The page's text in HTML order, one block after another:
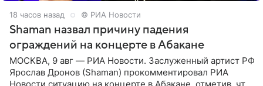
18 часов назад © РИА Новости
Shaman назвал причину падения
ограждений на концерте в Абакане
МОСКВА, 9 авг — РИА Новости. Заслуженный артист РФ
Ярослав Дронов (Shaman) прокомментировал РИА